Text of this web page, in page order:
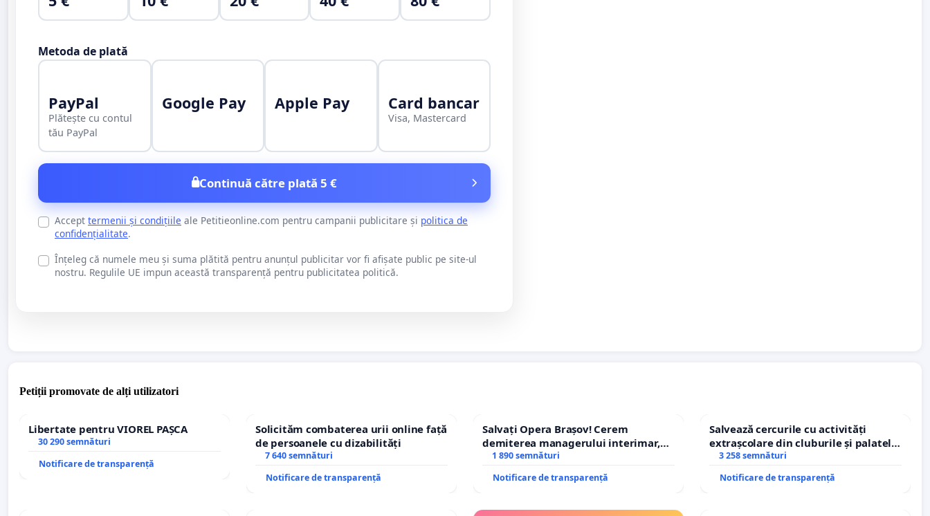
Metoda de plată
PayPal
Plătește cu contul
tău PayPal
Google Pay Apple Pay Card bancar
Visa, Mastercard
Continuă către plată 5 €
Accept termenii și condițiile ale Petitieonline.com pentru campanii publicitare și politica de
confidențialitate.
Înțeleg că numele meu și suma plătită pentru anunțul publicitar vor fi afișate public pe site-ul
nostru. Regulile UE impun această transparență pentru publicitatea politică.
Petiții promovate de alți utilizatori
Libertate pentru VIOREL PAȘCA
30 290 semnături
Notificare de transparență
Solicităm combaterea urii online față
de persoanele cu dizabilități
7 640 semnături
Notificare de transparență
Salvați Opera Brașov! Cerem
demiterea managerului interimar,
Petrean Lucian-Marius!
1 890 semnături
Notificare de transparență
Salvează cercurile cu activități
extrașcolare din cluburile și palatele
copiilor
3 258 semnături
Notificare de transparență